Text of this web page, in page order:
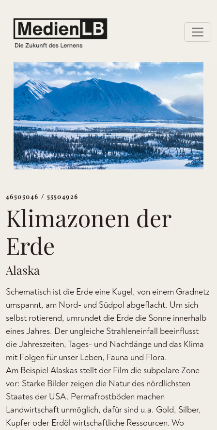
46505046 / 55504926
Klimazonen der
Erde
Alaska
Schematisch ist die Erde eine Kugel, von einem Gradnetz
umspannt, am Nord- und Südpol abgeflacht. Um sich
selbst rotierend, umrundet die Erde die Sonne innerhalb
eines Jahres. Der ungleiche Strahleneinfall beeinflusst
die Jahreszeiten, Tages- und Nachtlänge und das Klima
mit Folgen für unser Leben, Fauna und Flora.
Am Beispiel Alaskas stellt der Film die subpolare Zone
vor: Starke Bilder zeigen die Natur des nördlichsten
Staates der USA. Permafrostböden machen
Landwirtschaft unmöglich, dafür sind u.a. Gold, Silber,
Kupfer oder Erdöl wirtschaftliche Ressourcen. Wo